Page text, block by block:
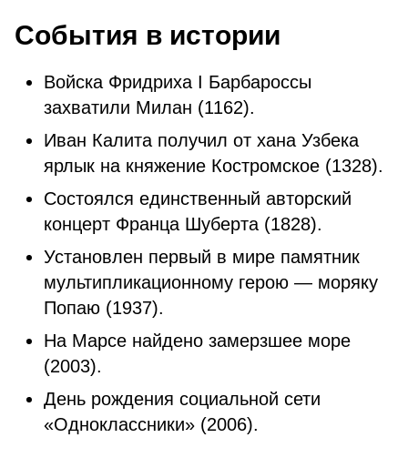
События в истории
Войска Фридриха I Барбароссы
захватили Милан (1162).
Иван Калита получил от хана Узбека
ярлык на княжение Костромское (1328).
Состоялся единственный авторский
концерт Франца Шуберта (1828).
Установлен первый в мире памятник
мультипликационному герою — моряку
Попаю (1937).
На Марсе найдено замерзшее море
(2003).
День рождения социальной сети
«Одноклассники» (2006).